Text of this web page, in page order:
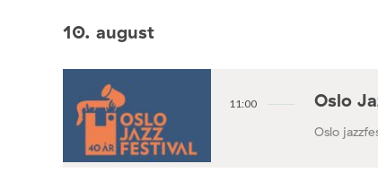
10. august
11:00 Oslo
Oslo